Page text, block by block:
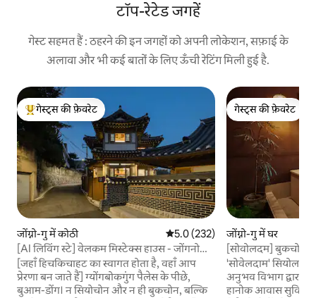
टॉप-रेटेड जगहें
गेस्ट सहमत हैं : ठहरने की इन जगहों को अपनी लोकेशन, सफ़ाई के
अलावा और भी कई बातों के लिए ऊँची रेटिंग मिली हुई है.
गेस्ट्स का टॉप फ़ेवरेट
गेस्ट्स की फ़ेवरेट
जोंग्नो-गु में कोठी औसत रेटिंग 5 में से 5.0, 232 समीक्षाएँ
5.0 (232)
[AI लिविंग स्टे] वेलकम मिस्टेक्स हाउस - जोंगनो
बुआम-डोंग में एक स्वतंत्र हानोक घर में ठहरना
[जहाँ हिचकिचाहट का स्वागत होता है, वहाँ आप
प्रेरणा बन जाते हैं] ग्योंगबोकगुंग पैलेस के पीछे,
बुआम-डोंग। न सियोचोन और न ही बुकचोन, बल्कि
गेस्ट्स की फ़ेवरेट
गेस्ट्स की फ़ेवरेट
जोंग्नो-गु में घर
[सोवोलदम] बुकचोन
के साथ एक निजी घर
'सोवेलदाम' सियोल
अनुभव विभाग द्वारा
हानोक आवास सुविधा